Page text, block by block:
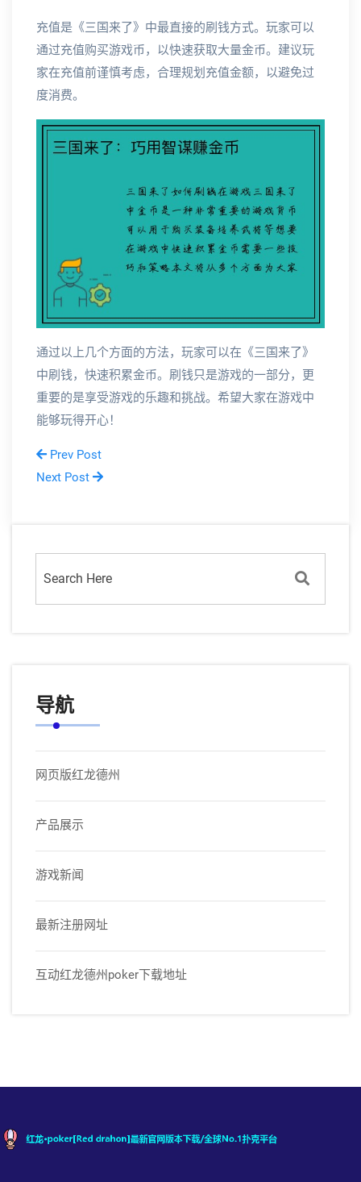
充值是《三国来了》中最直接的刷钱方式。玩家可以
通过充值购买游戏币，以快速获取大量金币。建议玩
家在充值前谨慎考虑，合理规划充值金额，以避免过
度消费。
通过以上几个方面的方法，玩家可以在《三国来了》
中刷钱，快速积累金币。刷钱只是游戏的一部分，更
重要的是享受游戏的乐趣和挑战。希望大家在游戏中
能够玩得开心！
Prev Post
Next Post
导航
网页版红龙德州
产品展示
游戏新闻
最新注册网址
互动红龙德州poker下载地址